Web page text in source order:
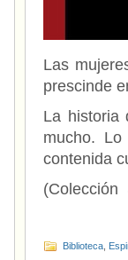
Las
prescinde
La historia
mucho.
contenida
(Colección
Biblioteca